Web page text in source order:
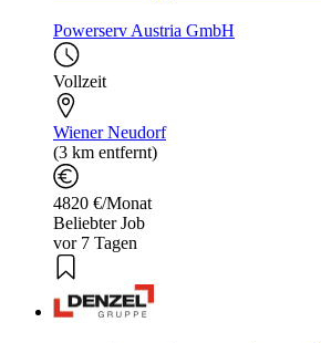
Powerserv Austria GmbH
Vollzeit
Wiener Neudorf
(3 km entfernt)
4820 €/Monat
Beliebter Job
vor 7 Tagen